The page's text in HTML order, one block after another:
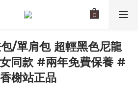
/單肩包 超輕黑色尼龍
同款 #兩年免費保養 #
香榭站正品